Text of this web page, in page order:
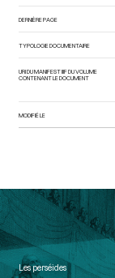
DERNIÈRE PAGE
TYPOLOGIE DOCUMENTAIRE
URI DU MANIFEST IIIF DU VOLUME
CONTENANT LE DOCUMENT
MODIFIÉ LE
Les perséides